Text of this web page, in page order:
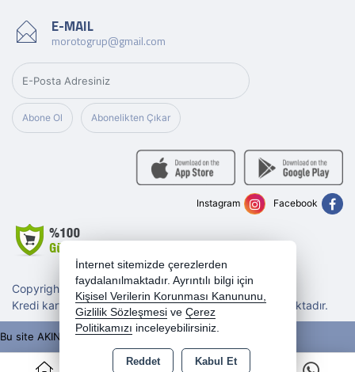
0
E-MAIL
morotogrup@gmail.com
Abone Ol Abonelikten Çıkar
Copyright 2026 morotogrup.com - Tüm hakları saklıdır.
Kredi kartı bilgileriniz 256bit SSL sertifikası ile korunmaktadır.
Facebook
Instagram
Bu site AKINSOFT E-Ticaret ile hazırlanmıştır.
İnternet sitemizde çerezlerden
faydalanılmaktadır. Ayrıntılı bilgi için
Kişisel Verilerin Korunması Kanununu,
Gizlilik Sözleşmesi ve Çerez
Politikamızı inceleyebilirsiniz.
Reddet Kabul Et